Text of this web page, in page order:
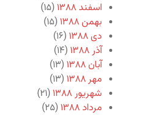
اسفند ۱۳۸۸
(۱۵)
بهمن ۱۳۸۸
(۱۵)
دی ۱۳۸۸
(۱۶)
آذر ۱۳۸۸
(۱۴)
آبان ۱۳۸۸
(۱۳)
مهر ۱۳۸۸
(۱۳)
شهریور ۱۳۸۸
(۲۱)
مرداد ۱۳۸۸
(۲۵)